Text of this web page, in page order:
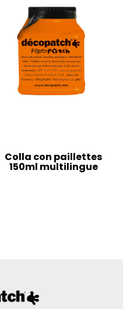
Colla con paillettes
150ml multilingue